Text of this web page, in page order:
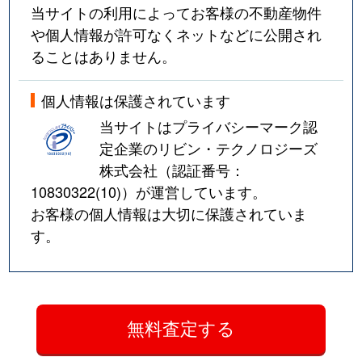
当サイトの利用によってお客様の不動産物件
や個人情報が許可なくネットなどに公開され
ることはありません。
個人情報は保護されています
当サイトはプライバシーマーク認
定企業のリビン・テクノロジーズ
株式会社（認証番号：
10830322(10)）が運営しています。
お客様の個人情報は大切に保護されていま
す。